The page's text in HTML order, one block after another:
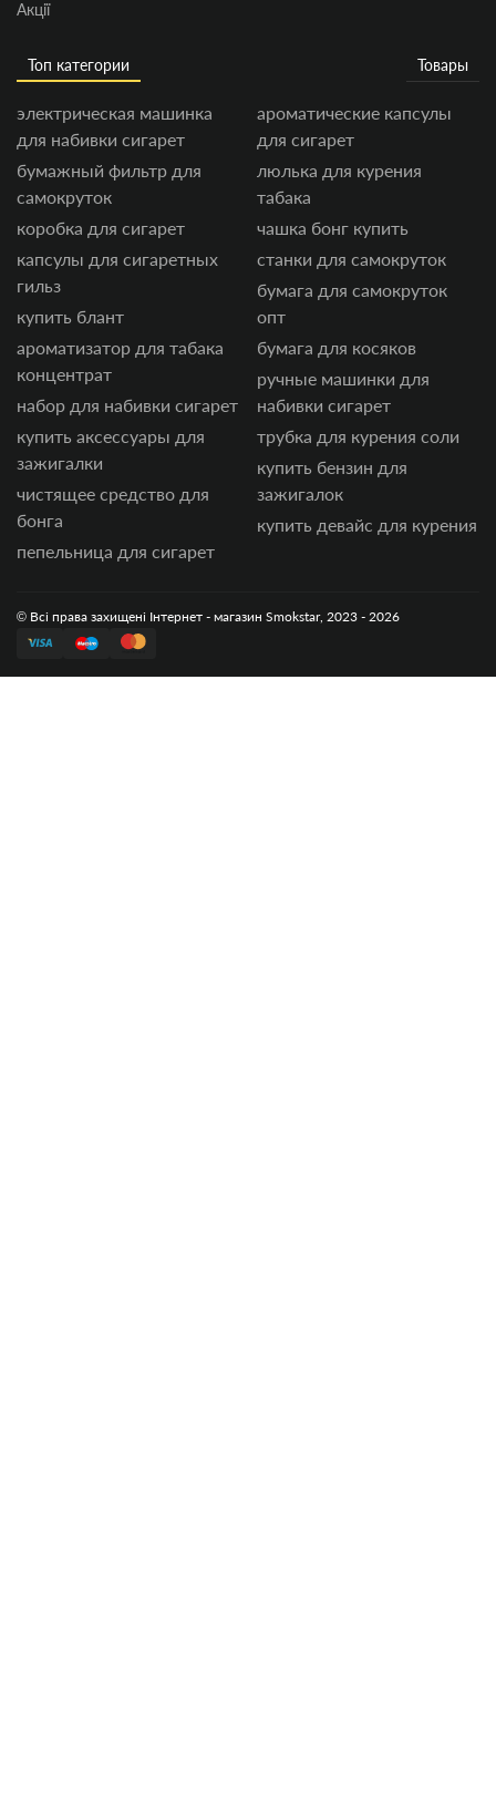
Акції
Топ категории Товары
электрическая машинка
для набивки сигарет
бумажный фильтр для
самокруток
коробка для сигарет
капсулы для сигаретных
гильз
купить блант
ароматизатор для табака
концентрат
набор для набивки сигарет
купить аксессуары для
зажигалки
чистящее средство для
бонга
пепельница для сигарет
ароматические капсулы
для сигарет
люлька для курения
табака
чашка бонг купить
станки для самокруток
бумага для самокруток
опт
бумага для косяков
ручные машинки для
набивки сигарет
трубка для курения соли
купить бензин для
зажигалок
купить девайс для курения
© Всі права захищені Інтернет - магазин Smokstar, 2023 - 2026